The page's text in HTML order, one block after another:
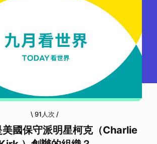
\ 91人次 /
美國保守派明星柯克（Charlie